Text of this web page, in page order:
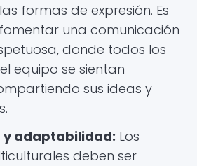
formas de expresión. Es
una comunicación
donde todos los
equipo se sientan
sus ideas y
y adaptabilidad: Los
deben ser